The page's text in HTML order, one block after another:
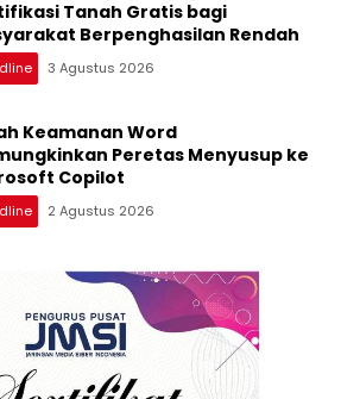
Tanah Gratis bagi
Berpenghasilan Rendah
3 Agustus 2026
Keamanan Word
Peretas Menyusup ke
Copilot
2 Agustus 2026